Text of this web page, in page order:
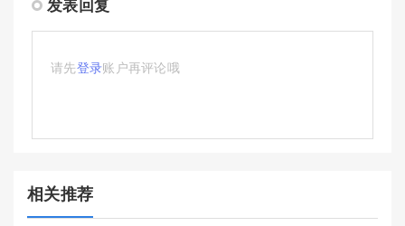
发表回复
请先登录账户再评论哦
相关推荐